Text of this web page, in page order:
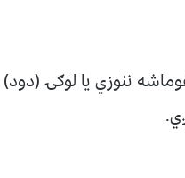
ننوزي يا لوګۍ (دود)